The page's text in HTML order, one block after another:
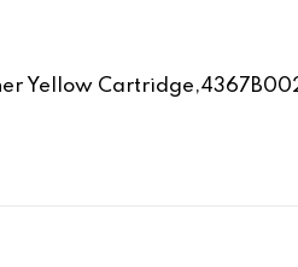
Yellow